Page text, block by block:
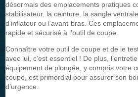
désormais des emplacements pratiques
stabilisateur, la ceinture, la sangle
d’inflateur ou l’avant-bras. Ces
rapide et sécurisé à l’outil de coupe.
Connaître votre outil de coupe et de le
avec lui, c’est essentiel ! De plus,
équipement de plongée, y compris votre
coupe, est primordial pour assurer son
d’urgence.